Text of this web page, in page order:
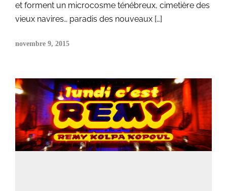
et forment un microcosme ténébreux, cimetière des
vieux navires… paradis des nouveaux […]
novembre 9, 2015